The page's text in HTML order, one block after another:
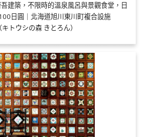
建築，不限時的溫泉風呂與景觀食堂，日
日圓｜北海道旭川東川町複合設施
トウシの森 きとろん）